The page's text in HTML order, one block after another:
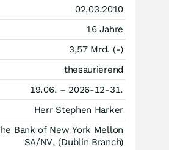
02.03.2010
16 Jahre
3,57 Mrd. (-)
thesaurierend
19.06. – 2026-12-31.
Herr Stephen Harker
Bank of New York Mellon
SA/NV, (Dublin Branch)